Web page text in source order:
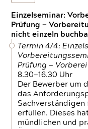
Einzelseminar:
Prüfung —
nicht einzeln
Termin 4/4:
Prüfung —
8.30—16.30 Uhr
Der Bewerber um
das
Sachverständigen
erfüllen. Dieses
mündlichen und